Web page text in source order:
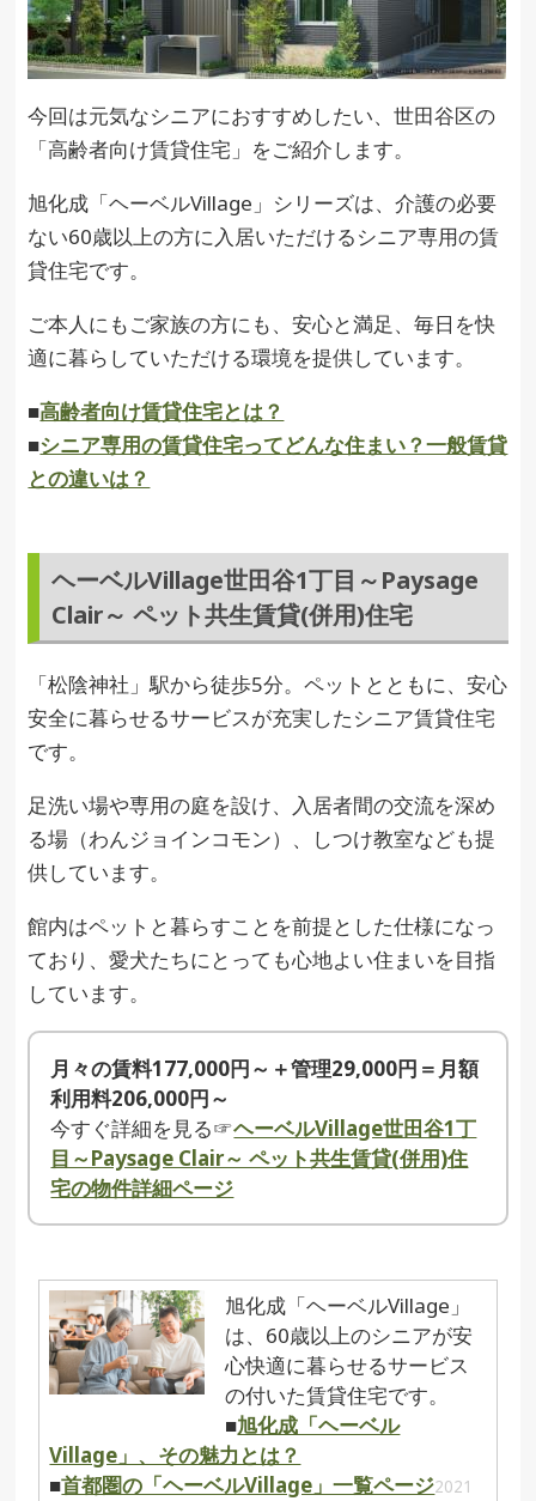
今回は元気なシニアにおすすめしたい、世田谷区の
「高齢者向け賃貸住宅」をご紹介します。
旭化成「ヘーベルVillage」シリーズは、介護の必要
ない60歳以上の方に入居いただけるシニア専用の賃
貸住宅です。
ご本人にもご家族の方にも、安心と満足、毎日を快
適に暮らしていただける環境を提供しています。
■高齢者向け賃貸住宅とは？
■シニア専用の賃貸住宅ってどんな住まい？一般賃貸
との違いは？
ヘーベルVillage世田谷1丁目～Paysage
Clair～ ペット共生賃貸(併用)住宅
「松陰神社」駅から徒歩5分。ペットとともに、安心
安全に暮らせるサービスが充実したシニア賃貸住宅
です。
足洗い場や専用の庭を設け、入居者間の交流を深め
る場（わんジョインコモン）、しつけ教室なども提
供しています。
館内はペットと暮らすことを前提とした仕様になっ
ており、愛犬たちにとっても心地よい住まいを目指
しています。
月々の賃料177,000円～＋管理29,000円＝月額
利用料206,000円～
今すぐ詳細を見る☞ヘーベルVillage世田谷1丁
目～Paysage Clair～ ペット共生賃貸(併用)住
宅の物件詳細ページ
旭化成「ヘーベルVillage」
は、60歳以上のシニアが安
心快適に暮らせるサービス
の付いた賃貸住宅です。
■旭化成「ヘーベル
Village」、その魅力とは？
■首都圏の「ヘーベルVillage」一覧ページ2021